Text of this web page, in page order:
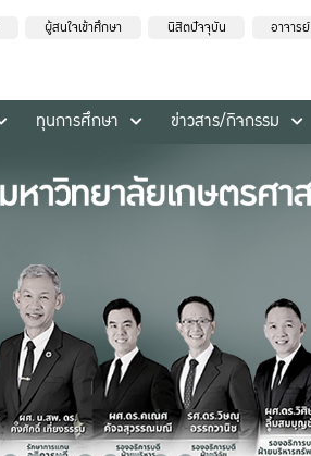
ผู้สนใจเข้าศึกษา นิสิตปัจจุบัน อาจารย์
ทุนการศึกษา ข่าวสาร/กิจกรรม